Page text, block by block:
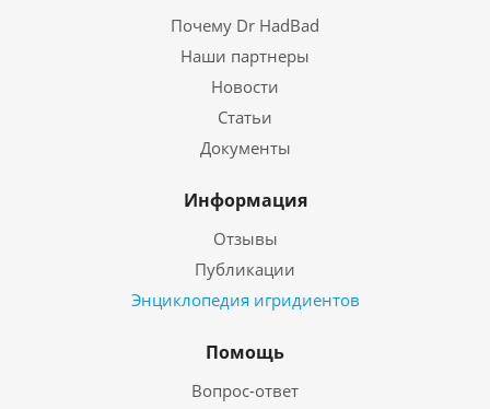
Почему Dr HadBad
Наши партнеры
Новости
Статьи
Документы
Информация
Отзывы
Публикации
Энциклопедия игридиентов
Помощь
Вопрос-ответ